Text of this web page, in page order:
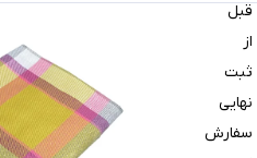
قبل
از
ثبت
نهایی
سفارش